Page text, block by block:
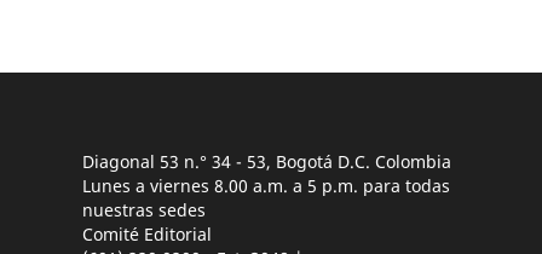
Diagonal 53 n.° 34 - 53, Bogotá D.C. Colombia
Lunes a viernes 8.00 a.m. a 5 p.m. para todas
nuestras sedes
Comité Editorial